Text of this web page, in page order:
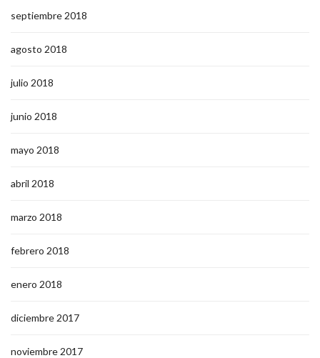
septiembre 2018
agosto 2018
julio 2018
junio 2018
mayo 2018
abril 2018
marzo 2018
febrero 2018
enero 2018
diciembre 2017
noviembre 2017